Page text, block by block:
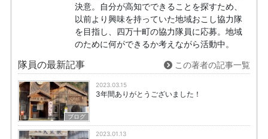
決意。自分が高知でできることを探すため、
以前より興味を持っていた地域おこし協力隊
を目指し、四万十町の協力隊員に応募。地域
のために何ができるか考えながら活動中。
隊員の最新記事 この著者の記事一覧
ブログ
2023.03.15
3年間ありがとうございました！
2023.01.13